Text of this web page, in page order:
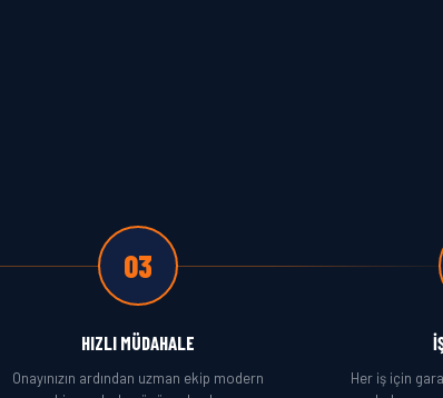
03
HIZLI MÜDAHALE
Onayınızın ardından uzman ekip modern
Her iş için